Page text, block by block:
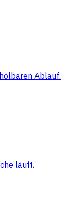
Ablauf.
läuft.